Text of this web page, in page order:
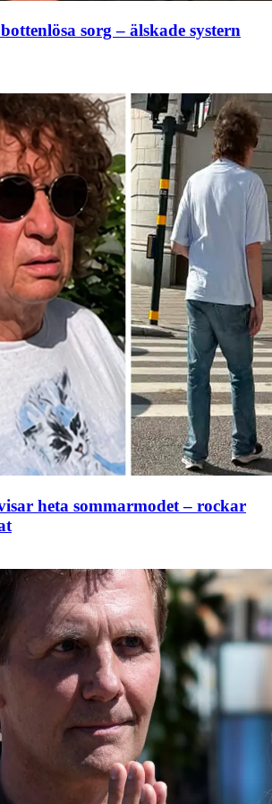
sorg – älskade systern
heta sommarmodet – rockar